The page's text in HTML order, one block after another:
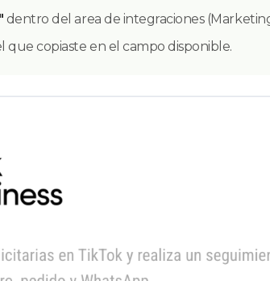
dentro del area de integraciones
copiaste en el campo disponible.